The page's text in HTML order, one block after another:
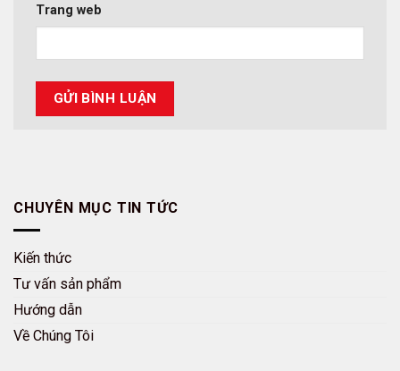
Trang web
CHUYÊN MỤC TIN TỨC
Kiến thức
Tư vấn sản phẩm
Hướng dẫn
Về Chúng Tôi